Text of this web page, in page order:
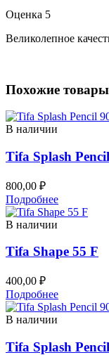
Оценка 5
Великолепное
Похожие товары
В наличии
Tifa Splash
800,00 ₽
Подробнее
В наличии
Tifa Shape 55 F
400,00 ₽
Подробнее
В наличии
Tifa Splash